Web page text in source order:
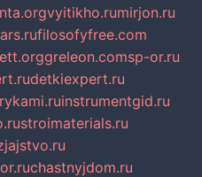
vyitikho.rumirjon.ru
filosofyfree.com
greleon.comsp-or.ru
detkiexpert.ru
instrumentgid.ru
stroimaterials.ru
chastnyjdom.ru